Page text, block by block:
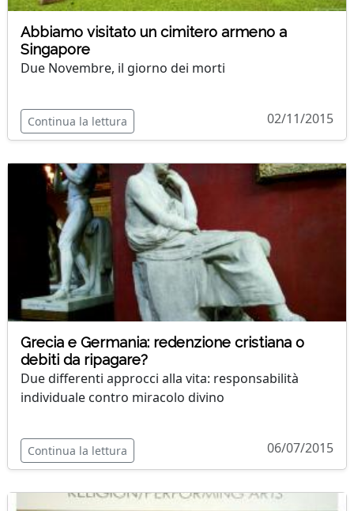
Abbiamo visitato un cimitero armeno a
Singapore
Due Novembre, il giorno dei morti
Continua la lettura 02/11/2015
Grecia e Germania: redenzione cristiana o
debiti da ripagare?
Due differenti approcci alla vita: responsabilità
individuale contro miracolo divino
Continua la lettura 06/07/2015